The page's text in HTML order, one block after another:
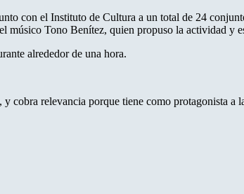
con el Instituto de Cultura a un total de 24
Tono Benítez, quien propuso la actividad y
alrededor de una hora.
cobra relevancia porque tiene como protagonista a